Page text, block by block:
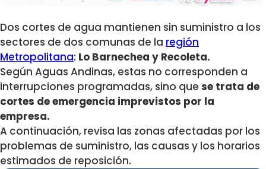
Dos cortes de agua mantienen sin suministro a los
sectores de dos comunas de la región
Metropolitana: Lo Barnechea y Recoleta.
Según Aguas Andinas, estas no corresponden a
interrupciones programadas, sino que se trata de
cortes de emergencia imprevistos por la
empresa.
A continuación, revisa las zonas afectadas por los
problemas de suministro, las causas y los horarios
estimados de reposición.